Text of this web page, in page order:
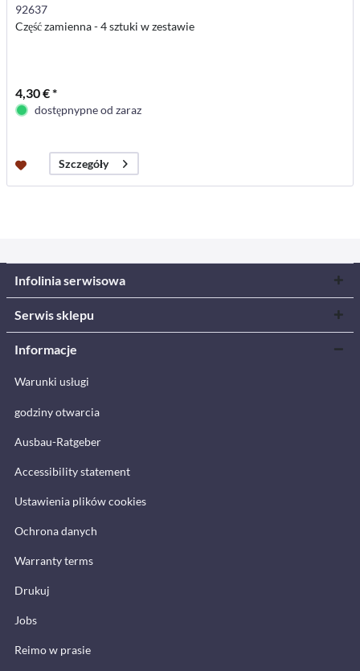
92637
Część zamienna - 4 sztuki w zestawie
4,30 € *
dostępnypne od zaraz
Szczegóły
Infolinia serwisowa
Serwis sklepu
Informacje
Warunki usługi
godziny otwarcia
Ausbau-Ratgeber
Accessibility statement
Ustawienia plików cookies
Ochrona danych
Warranty terms
Drukuj
Jobs
Reimo w prasie